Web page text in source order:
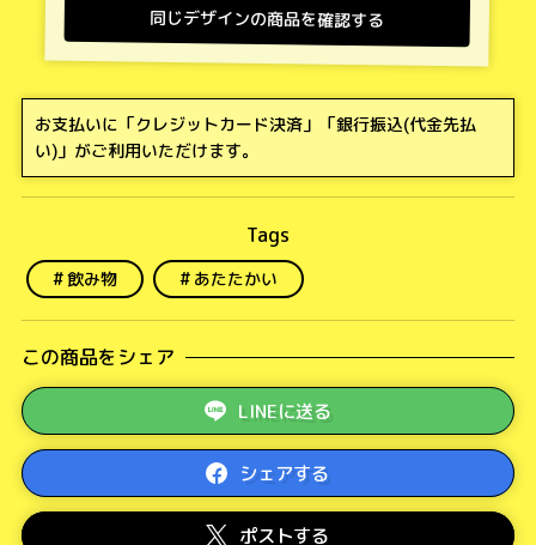
同じデザインの商品を確認する
お支払いに「クレジットカード決済」「銀行振込(代金先払
い)」がご利用いただけます。
飲み物 あたたかい
この商品をシェア
LINEに送る
シェアする
ポストする